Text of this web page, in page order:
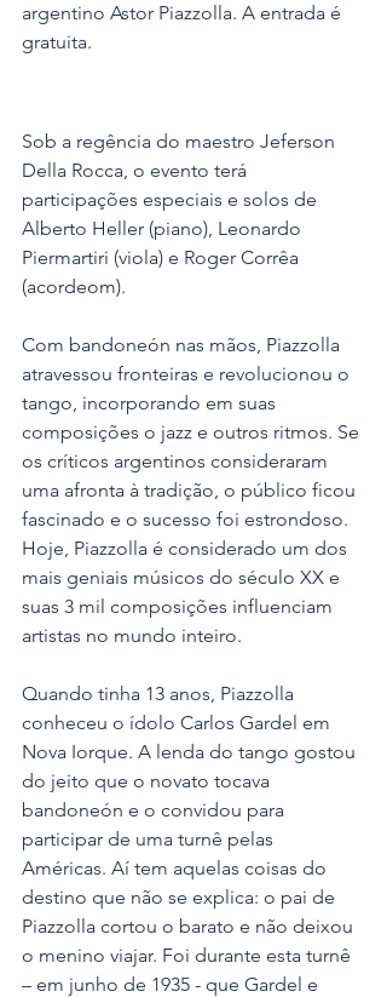
argentino Astor Piazzolla. A entrada é
gratuita.
Sob a regência do maestro Jeferson
Della Rocca, o evento terá
participações especiais e solos de
Alberto Heller (piano), Leonardo
Piermartiri (viola) e Roger Corrêa
(acordeom).
Com bandoneón nas mãos, Piazzolla
atravessou fronteiras e revolucionou o
tango, incorporando em suas
composições o jazz e outros ritmos. Se
os críticos argentinos consideraram
uma afronta à tradição, o público ficou
fascinado e o sucesso foi estrondoso.
Hoje, Piazzolla é considerado um dos
mais geniais músicos do século XX e
suas 3 mil composições influenciam
artistas no mundo inteiro.
Quando tinha 13 anos, Piazzolla
conheceu o ídolo Carlos Gardel em
Nova Iorque. A lenda do tango gostou
do jeito que o novato tocava
bandoneón e o convidou para
participar de uma turnê pelas
Américas. Aí tem aquelas coisas do
destino que não se explica: o pai de
Piazzolla cortou o barato e não deixou
o menino viajar. Foi durante esta turnê
– em junho de 1935 - que Gardel e